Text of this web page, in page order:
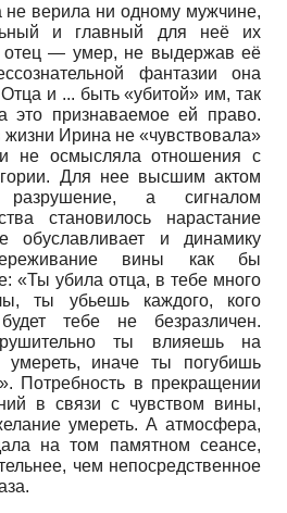
верила ни одному мужчине,
и главный для неё их
отец — умер, не выдержав её
фантазии она
и ... быть «убитой» им, так
это признаваемое ей право.
жизни Ирина не «чувствовала»
не осмысляла отношения с
Для нее высшим актом
а сигналом
становилось нарастание
обуславливает и динамику
вины как бы
«Ты убила отца, в тебе много
ты убьешь каждого, кого
тебе не безразличен.
ты влияешь на
иначе ты погубишь
Потребность в прекращении
в связи с чувством вины,
умереть. А атмосфера,
на том памятном сеансе,
чем непосредственное